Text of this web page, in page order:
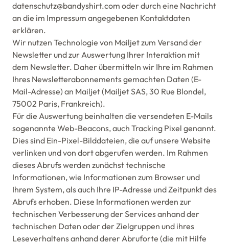
datenschutz@bandyshirt.com oder durch eine Nachricht
an die im Impressum angegebenen Kontaktdaten
erklären.
Wir nutzen Technologie von Mailjet zum Versand der
Newsletter und zur Auswertung Ihrer Interaktion mit
dem Newsletter. Daher übermitteln wir Ihre im Rahmen
Ihres Newsletterabonnements gemachten Daten (E-
Mail-Adresse) an Mailjet (Mailjet SAS, 30 Rue Blondel,
75002 Paris, Frankreich).
Für die Auswertung beinhalten die versendeten E-Mails
sogenannte Web-Beacons, auch Tracking Pixel genannt.
Dies sind Ein-Pixel-Bilddateien, die auf unsere Website
verlinken und von dort abgerufen werden. Im Rahmen
dieses Abrufs werden zunächst technische
Informationen, wie Informationen zum Browser und
Ihrem System, als auch Ihre IP-Adresse und Zeitpunkt des
Abrufs erhoben. Diese Informationen werden zur
technischen Verbesserung der Services anhand der
technischen Daten oder der Zielgruppen und ihres
Leseverhaltens anhand derer Abruforte (die mit Hilfe